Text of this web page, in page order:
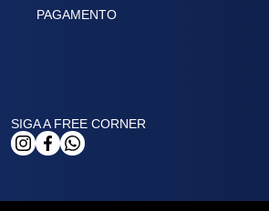
PAGAMENTO
SIGA A FREE CORNER